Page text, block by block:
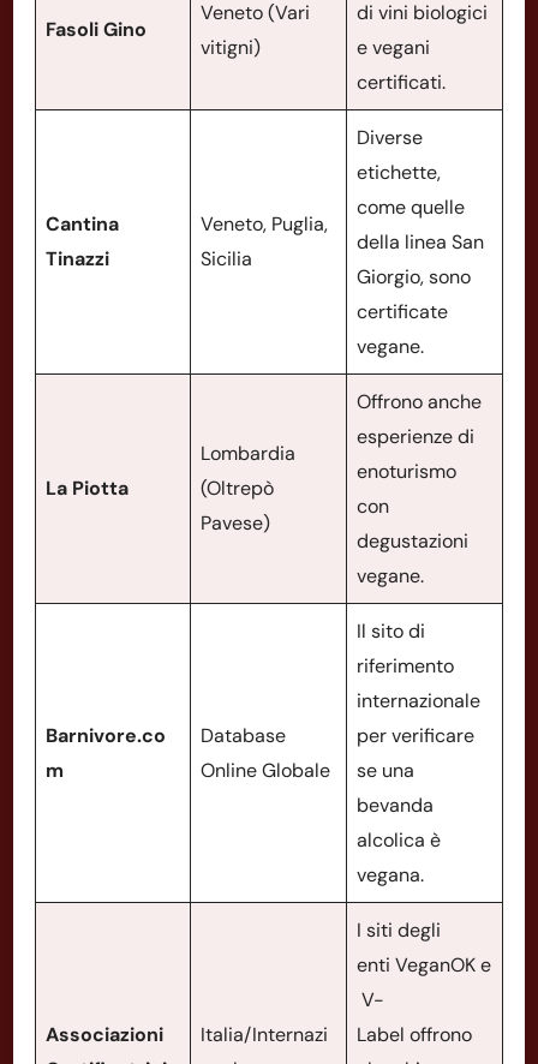
Fasoli Gino
Veneto (Vari
vitigni)
di vini biologici
e vegani
certificati.
Cantina
Tinazzi
Veneto, Puglia,
Sicilia
Diverse
etichette,
come quelle
della linea San
Giorgio, sono
certificate
vegane.
La Piotta
Lombardia
(Oltrepò
Pavese)
Offrono anche
esperienze di
enoturismo
con
degustazioni
vegane.
Barnivore.co
m
Database
Online Globale
Il sito di
riferimento
internazionale
per verificare
se una
bevanda
alcolica è
vegana.
Associazioni
Italia/Internazi
I siti degli
enti VeganOK e
V-
Label offrono